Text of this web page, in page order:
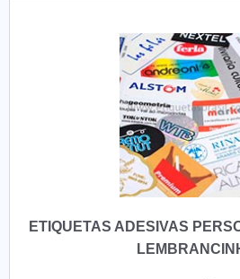
ETIQUETAS ADESIVAS